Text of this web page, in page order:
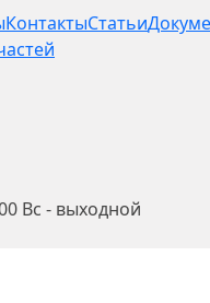
КонтактыСтатьи
Вс - выходной